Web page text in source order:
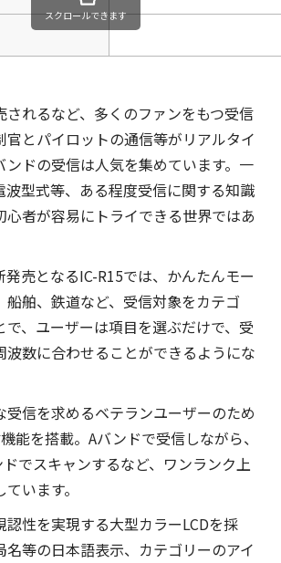
スクロールできます
されるなど、多くのファンをもつ受信
官とパイロットの通信等がリアルタイ
ンドの受信は人気を集めています。一
波型式等、ある程度受信に関する知識
心者が容易にトライできる世界ではあ
発売となるIC-R15では、かんたんモー
船舶、鉄道など、受信対象をカテゴ
で、ユーザーは項目を選ぶだけで、受
波数に合わせることができるようにな
受信を求めるベテランユーザーのため
能を搭載。Aバンドで受信しながら、
でスキャンするなど、ワンランク上
います。
認性を実現する大型カラーLCDを採
名等の日本語表示、カテゴリーのアイ